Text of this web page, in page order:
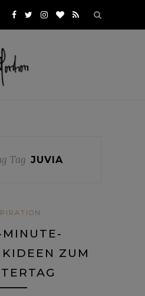
Tag JUVIA
MINUTE-
ZUM